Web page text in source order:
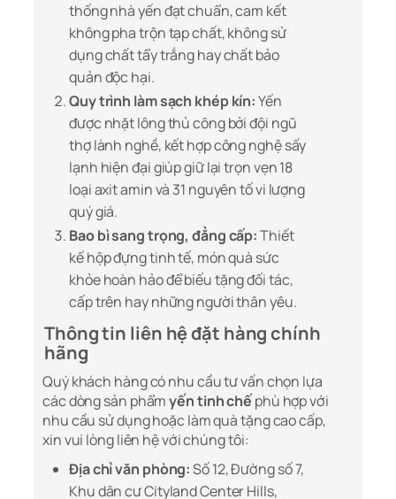
thống nhà yến đạt chuẩn, cam kết
không pha trộn tạp chất, không sử
dụng chất tẩy trắng hay chất bảo
quản độc hại.
Quy trình làm sạch khép kín:Yến
được nhặt lông thủ công bởi đội ngũ
thợ lành nghề, kết hợp công nghệ sấy
lạnh hiện đại giúp giữ lại trọn vẹn 18
loại axit amin và 31 nguyên tố vi lượng
quý giá.
Bao bì sang trọng, đẳng cấp:Thiết
kế hộp đựng tinh tế, món quà sức
khỏe hoàn hảo để biếu tặng đối tác,
cấp trên hay những người thân yêu.
Thông tin liên hệ đặt hàng chính
hãng
Quý khách hàng có nhu cầu tư vấn chọn lựa
các dòng sản phẩmyến tinh chếphù hợp với
nhu cầu sử dụng hoặc làm quà tặng cao cấp,
xin vui lòng liên hệ với chúng tôi:
Địa chỉ văn phòng:Số 12, Đường số 7,
Khu dân cư Cityland Center Hills,